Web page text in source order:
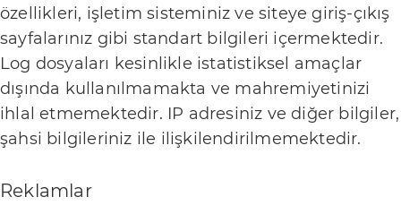
D
o
m
e
özellikleri, işletim sisteminiz ve siteye giriş-çıkış
sayfalarınız gibi standart bilgileri içermektedir.
Log dosyaları kesinlikle istatistiksel amaçlar
dışında kullanılmamakta ve mahremiyetinizi
ihlal etmemektedir. IP adresiniz ve diğer bilgiler,
şahsi bilgileriniz ile ilişkilendirilmemektedir.
Reklamlar